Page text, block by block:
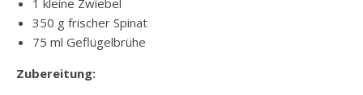
350 g frischer Spinat
75 ml Geflügelbrühe
Zubereitung: